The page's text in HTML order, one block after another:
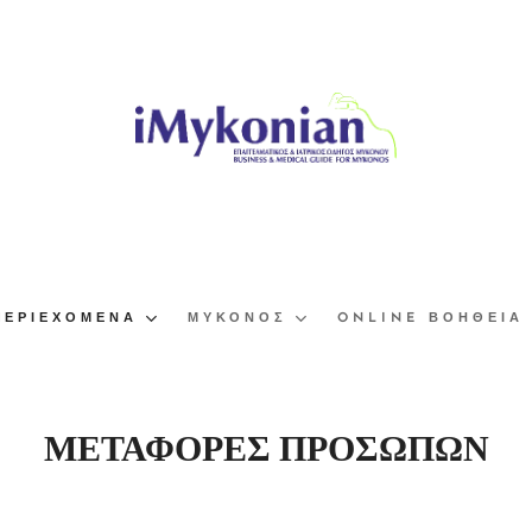
ΜΎΚΟΝΟΣ ONLINE ΒΟΉΘΕΙΑ
ΜΕΤΑΦΟΡΕΣ ΠΡΟΣΩΠΩΝ